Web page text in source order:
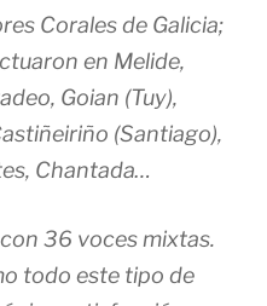
Corales de Galicia;
en Melide,
Goian (Tuy),
(Santiago),
Chantada…
36 voces mixtas.
todo este tipo de